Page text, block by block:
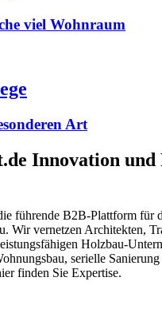
viel Wohnraum
Art
Innovation und
führende B2B-Plattform für
Wir vernetzen Architekten,
Holzbau-
serielle
finden Sie Expertise.